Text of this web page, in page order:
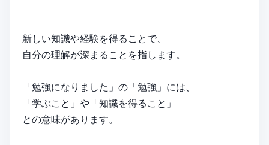
新しい知識や経験を得ることで、
自分の理解が深まることを指します。
「勉強になりました」の「勉強」には、
「学ぶこと」や「知識を得ること」
との意味があります。